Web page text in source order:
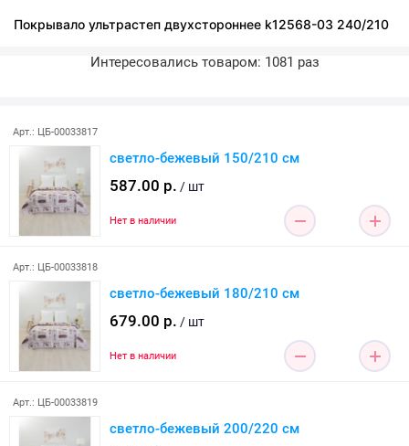
Покрывало ультрастеп двухстороннее k12568-03 240/210
Интересовались товаром: 1081 раз
Арт.: ЦБ-00033817
светло-бежевый 150/210 см
587.00 р. / шт
Нет в наличии
Арт.: ЦБ-00033818
светло-бежевый 180/210 см
679.00 р. / шт
Нет в наличии
Арт.: ЦБ-00033819
светло-бежевый 200/220 см